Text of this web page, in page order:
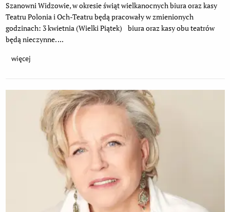
Szanowni Widzowie, w okresie świąt wielkanocnych biura oraz kasy
Teatru Polonia i Och-Teatru będą pracowały w zmienionych
godzinach: 3 kwietnia (Wielki Piątek) biura oraz kasy obu teatrów
będą nieczynne. ...
więcej